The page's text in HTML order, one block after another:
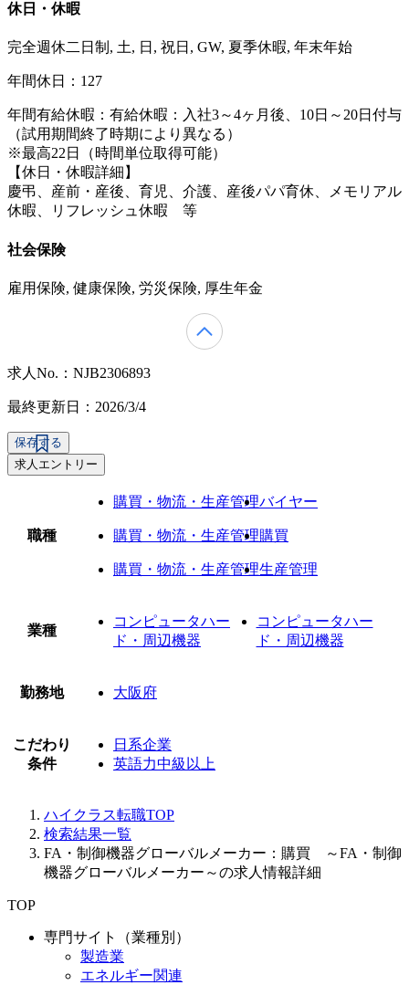
休日・休暇
完全週休二日制, 土, 日, 祝日, GW, 夏季休暇, 年末年始
年間休日：127
年間有給休暇：有給休暇：入社3～4ヶ月後、10日～20日付与
（試用期間終了時期により異なる）
※最高22日（時間単位取得可能）
【休日・休暇詳細】
慶弔、産前・産後、育児、介護、産後パパ育休、メモリアル
休暇、リフレッシュ休暇 等
社会保険
雇用保険, 健康保険, 労災保険, 厚生年金
求人No.：NJB2306893
最終更新日：2026/3/4
保存する
求人エントリー
職種
購買・物流・生産管理バイヤー
購買・物流・生産管理購買
購買・物流・生産管理生産管理
業種
コンピュータハー
ド・周辺機器
コンピュータハー
ド・周辺機器
勤務地 大阪府
こだわり
条件
日系企業
英語力中級以上
ハイクラス転職TOP
検索結果一覧
FA・制御機器グローバルメーカー：購買 ～FA・制御
機器グローバルメーカー～の求人情報詳細
TOP
専門サイト（業種別）
製造業
エネルギー関連